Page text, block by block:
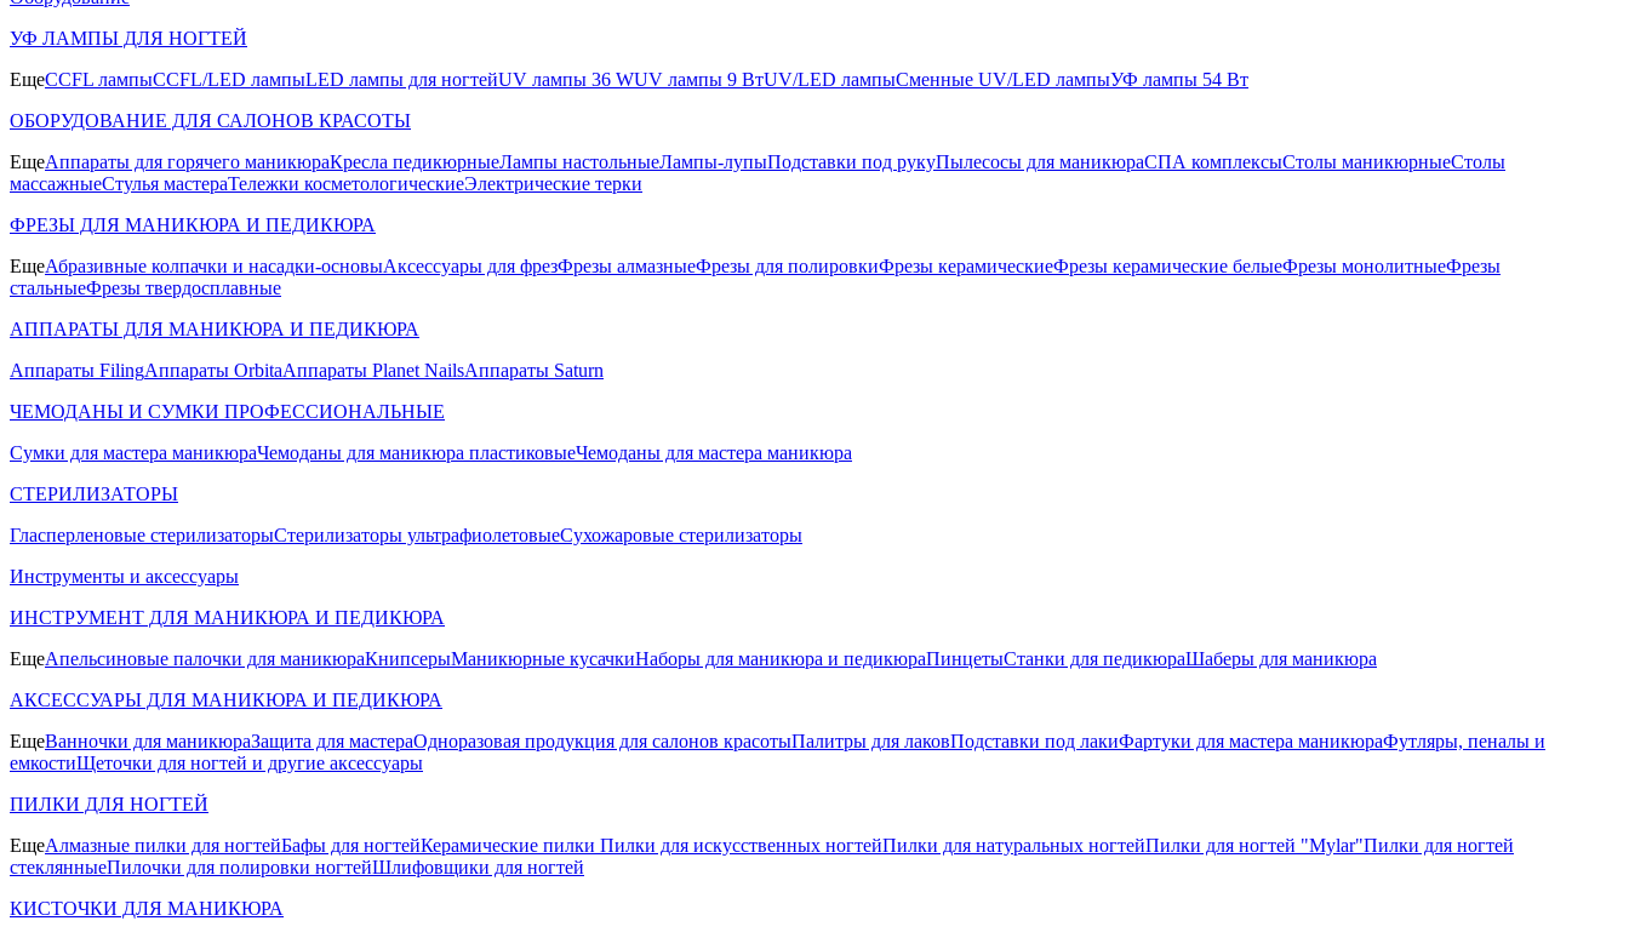
УФ ЛАМПЫ ДЛЯ НОГТЕЙ
ЕщеCCFL лампыCCFL/LED лампыLED лампы для ногтейUV лампы 36 WUV лампы 9 ВтUV/LED лампыСменные UV/LED лампыУФ лампы 54 Вт
ОБОРУДОВАНИЕ ДЛЯ САЛОНОВ КРАСОТЫ
ЕщеАппараты для горячего маникюраКресла педикюрныеЛампы настольныеЛампы-лупыПодставки под рукуПылесосы для маникюраСПА комплексыСтолы маникюрныеСтолы
массажныеСтулья мастераТележки косметологическиеЭлектрические терки
ФРЕЗЫ ДЛЯ МАНИКЮРА И ПЕДИКЮРА
ЕщеАбразивные колпачки и насадки-основыАксессуары для фрезФрезы алмазныеФрезы для полировкиФрезы керамическиеФрезы керамические белыеФрезы монолитныеФрезы
стальныеФрезы твердосплавные
АППАРАТЫ ДЛЯ МАНИКЮРА И ПЕДИКЮРА
Аппараты FilingАппараты OrbitaАппараты Planet NailsАппараты Saturn
ЧЕМОДАНЫ И СУМКИ ПРОФЕССИОНАЛЬНЫЕ
Сумки для мастера маникюраЧемоданы для маникюра пластиковыеЧемоданы для мастера маникюра
СТЕРИЛИЗАТОРЫ
Гласперленовые стерилизаторыСтерилизаторы ультрафиолетовыеСухожаровые стерилизаторы
Инструменты и аксессуары
ИНСТРУМЕНТ ДЛЯ МАНИКЮРА И ПЕДИКЮРА
ЕщеАпельсиновые палочки для маникюраКнипсерыМаникюрные кусачкиНаборы для маникюра и педикюраПинцетыСтанки для педикюраШаберы для маникюра
АКСЕССУАРЫ ДЛЯ МАНИКЮРА И ПЕДИКЮРА
ЕщеВанночки для маникюраЗащита для мастераОдноразовая продукция для салонов красотыПалитры для лаковПодставки под лакиФартуки для мастера маникюраФутляры, пеналы и
емкостиЩеточки для ногтей и другие аксессуары
ПИЛКИ ДЛЯ НОГТЕЙ
ЕщеАлмазные пилки для ногтейБафы для ногтейКерамические пилки Пилки для искусственных ногтейПилки для натуральных ногтейПилки для ногтей "Mylar"Пилки для ногтей
стеклянныеПилочки для полировки ногтейШлифовщики для ногтей
КИСТОЧКИ ДЛЯ МАНИКЮРА